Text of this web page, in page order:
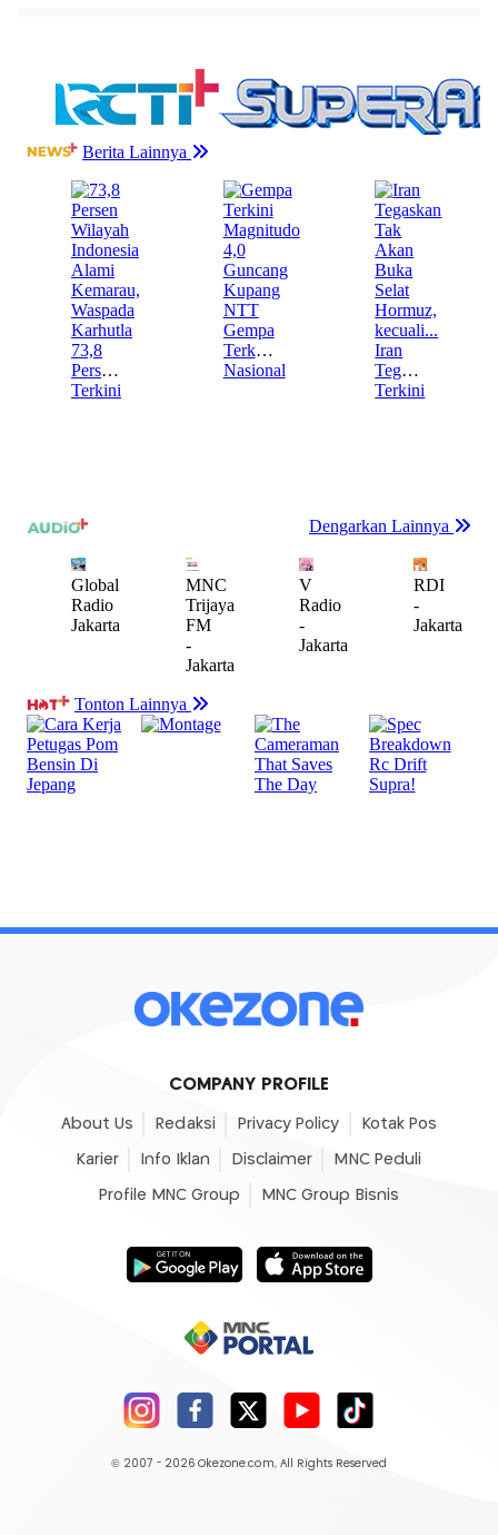
COMPANY PROFILE
About Us Redaksi Privacy Policy Kotak Pos
Karier Info Iklan Disclaimer MNC Peduli
Profile MNC Group MNC Group Bisnis
© 2007 - 2026 Okezone.com, All Rights Reserved